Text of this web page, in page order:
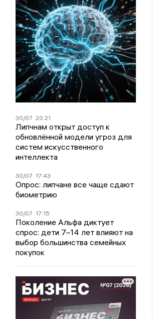
30/07 20:21
Липчнам открыт доступ к
обновлённой модели угроз для
систем искусственного
интеллекта
30/07 17:43
Опрос: липчане все чаще сдают
биометрию
30/07 17:15
Поколение Альфа диктует
спрос: дети 7–14 лет влияют на
выбор большинства семейных
покупок